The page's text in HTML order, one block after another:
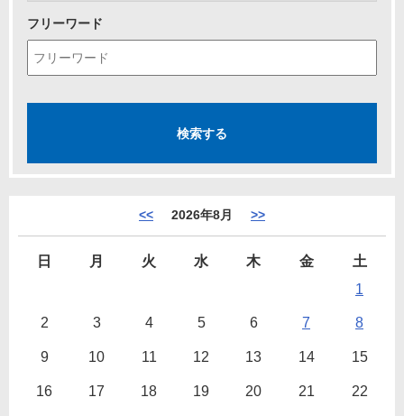
フリーワード
<< 2026年8月 >>
日 月 火 水 木 金
土
1
2 3 4 5 6 7 8
9 10 11 12 13 14 15
16 17 18 19 20 21 22